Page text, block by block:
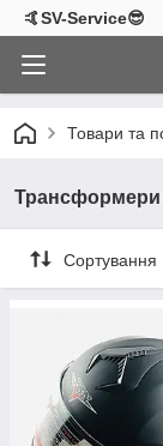
🤙SV-Service😎
Товари та
Трансформери
Сортування